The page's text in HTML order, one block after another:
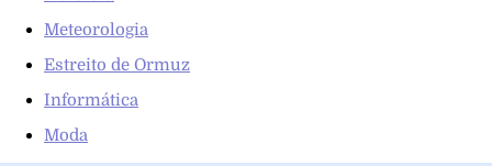
Meteorologia
Estreito de Ormuz
Informática
Moda